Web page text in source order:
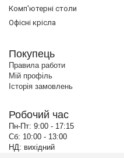
Комп'ютерні столи
Офісні крісла
Покупець
Правила работи
Мій профіль
Історія замовлень
Робочий час
Пн-Пт: 9:00 - 17:15
Сб: 10:00 - 13:00
НД: вихідний